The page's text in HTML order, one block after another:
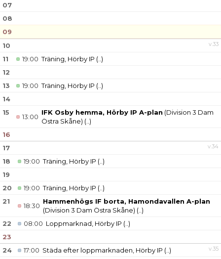
07
08
09
v.33
10
11
19:00Träning, Hörby IP (..)
12
13
19:00Träning, Hörby IP (..)
14
15
13:00
IFK Osby hemma, Hörby IP A-plan (Division 3 Dam
Östra Skåne) (..)
16
v.34
17
18
19:00Träning, Hörby IP (..)
19
20
19:00Träning, Hörby IP (..)
21
18:30
Hammenhögs IF borta, Hamondavallen A-plan
(Division 3 Dam Östra Skåne) (..)
22
08:00 Loppmarknad, Hörby IP (..)
23
v.35
24 17:00 Städa efter loppmarknaden, Hörby IP (..)